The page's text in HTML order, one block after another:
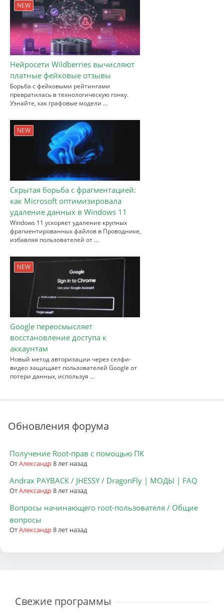
NEW
Нейросети Wildberries вычисляют
платные фейковые отзывы
Борьба с фейковыми рейтингами
превратилась в технологическую гонку.
Узнайте, как графовые модели …
NEW
Скрытая борьба с фрагментацией:
как Microsoft оптимизировала
удаление данных в Windows 11
Windows 11 ускоряет удаление крупных
фрагментированных файлов в Проводнике,
избавляя пользователей от …
NEW
Google переосмысляет
восстановление доступа к
аккаунтам
Новый метод авторизации через селфи-
видео защищает пользователей Google от
потери данных, используя …
Обновления форума
Получение Root-прав с помощью ПК
ОтАлександр8 лет назад
Andrax PAYBACK / JHESSY / DragonFly | МОДЫ | FAQ
ОтАлександр8 лет назад
Вопросы начинающего root-пользователя / Общие
вопросы
ОтАлександр8 лет назад
Свежие программы